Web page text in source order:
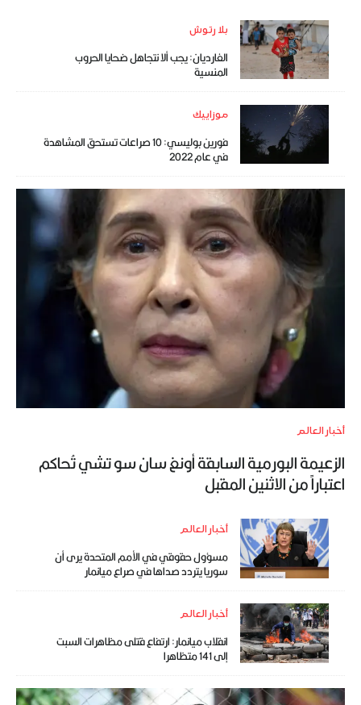
بلا رتوش
الغارديان: يجب ألا نتجاهل ضحايا الحروب
المنسية
موزاييك
فورين بوليسي: 10 صراعات تستحق المشاهدة
في عام 2022
أخبار العالم
الزعيمة البورمية السابقة أونغ سان سو تشي تُحاكم
اعتباراً من الاثنين المقبل
أخبار العالم
مسؤول حقوقي في الأمم المتحدة يرى أن
سوريا يتردد صداها في صراع ميانمار
أخبار العالم
انقلاب ميانمار: ارتفاع قتلى مظاهرات السبت
إلى 141 متظاهرا